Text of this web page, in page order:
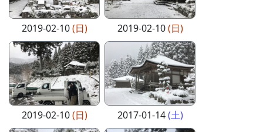
2019-02-10(日) 2019-02-10(日)
2019-02-10(日) 2017-01-14(土)